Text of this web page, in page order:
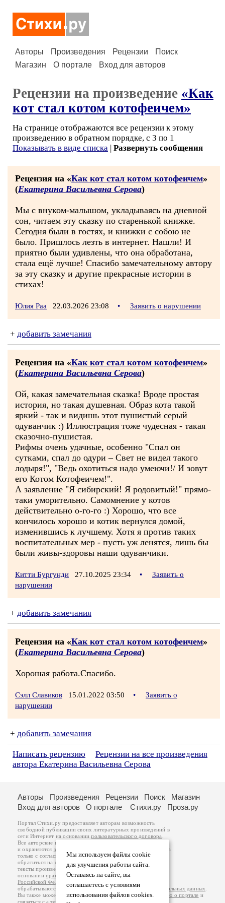
Авторы Произведения Рецензии
Поиск
Магазин
О портале Вход для авторов
Рецензии на произведение «Как
кот стал котом котофеичем»
На странице отображаются все рецензии к этому
произведению в обратном порядке, с 3 по 1
Показывать в виде списка | Развернуть сообщения
Рецензия на «Как кот стал котом котофеичем»
(Екатерина Васильевна Серова)
Мы с внуком-малышом, укладываясь на дневной
сон, читаем эту сказку по старенькой книжке.
Сегодня были в гостях, и книжки с собою не
было. Пришлось лезть в интернет. Нашли! И
приятно были удивлены, что она обработана,
стала ещё лучше! Спасибо замечательному автору
за эту сказку и другие прекрасные истории в
стихах!
Юлия Раа 22.03.2026 23:08 • Заявить о нарушении
+ добавить замечания
Рецензия на «Как кот стал котом котофеичем»
(Екатерина Васильевна Серова)
Ой, какая замечательная сказка! Вроде простая
история, но такая душевная. Образ кота такой
яркий - так и видишь этот пушистый серый
одуванчик :) Иллюстрация тоже чудесная - такая
сказочно-пушистая.
Рифмы очень удачные, особенно "Спал он
сутками, спал до одури – Свет не видел такого
лодыря!", "Ведь охотиться надо умеючи!/ И зовут
его Котом Котофеичем!".
А заявление "Я сибирский! Я родовитый!" прямо-
таки уморительно. Самомнение у котов
действительно о-го-го :) Хорошо, что все
кончилось хорошо и котик вернулся домой,
изменившись к лучшему. Хотя я против таких
воспитательных мер - пусть уж ленятся, лишь бы
были живы-здоровы наши одуванчики.
Китти Бургунди 27.10.2025 23:34 •
Заявить о
нарушении
+ добавить замечания
Рецензия на «Как кот стал котом котофеичем»
(Екатерина Васильевна Серова)
Хорошая работа.Спасибо.
Сэлл Славиков 15.01.2022 03:50 •
Заявить о
нарушении
+ добавить замечания
Написать рецензию
Рецензии на все произведения
автора Екатерина Васильевна Серова
Мы используем файлы cookie
для улучшения работы сайта.
Оставаясь на сайте, вы
соглашаетесь с условиями
использования файлов cookies.
Авторы Произведения Рецензии Поиск
Магазин
Вход для авторов
О портале Стихи.ру Проза.ру
Портал Стихи.ру предоставляет авторам возможность
свободной публикации своих литературных произведений в
сети Интернет на основаниипользовательского договора
Все авторские права на произведения принадлежат авторам
и охраняются законом
. Перепечатка произведений возможна
только с согласия его автора, к которому вы можете
обратиться на его авторской странице. Ответственность за
тексты произведений авторы несут самостоятельно на
основанииправил публикацииизаконодательства
Российской Федерации
обрабатываются на основанииПолитики обработки персональных данных
Вы также можете посмотреть более подробнуюинформацию о портале и
связаться с администрацией